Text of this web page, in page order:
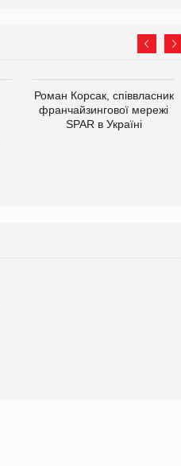
Роман Корсак, співвласник
франчайзингової мережі
SPAR в Україні